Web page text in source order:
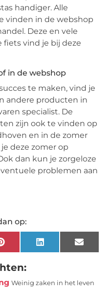
handiger. Alle
vinden in de webshop
Deze en vele
fiets vind je bij deze
in de webshop
te maken, vind je
andere producten in
specialist. De
zijn ook te vinden op
en in de zomer
deze zomer op
dan kun je zorgeloze
problemen aan
op:
PinterestLinkedIn Email
Weinig zaken in het leven